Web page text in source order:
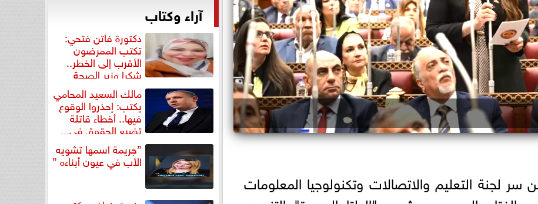
سر لجنة التعليم والاتصالات وتكنولوجيا المعلومات
آراء وكتاب
دكتورة فاتن فتحي:
تكتب الممرضون
الأقرب إلى الخطر..
شكرا وزير الصحة
لتكريم... مالك السعيد المحامي
يكتب: إحذروا الوقوع
فيها.. أخطاء قاتلة
تضيع الحقوق في...
”جريمة اسمها تشويه
الأب في عيون أبناءه ”